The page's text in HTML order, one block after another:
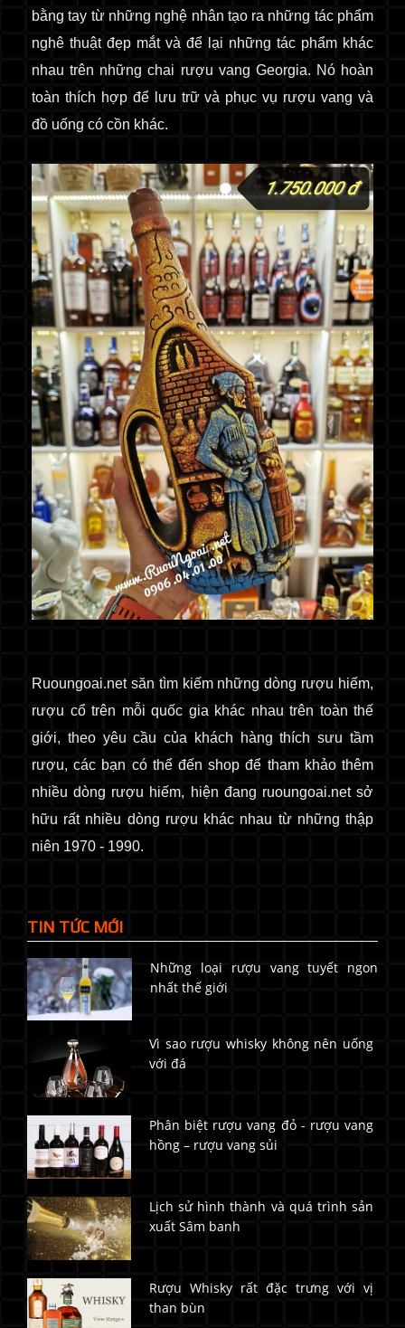
bằng tay từ những nghệ nhân tạo ra những tác phẩm
nghê thuật đẹp mắt và để lại những tác phẩm khác
nhau trên những chai rượu vang Georgia. Nó hoàn
toàn thích hợp để lưu trữ và phục vụ rượu vang và
đồ uống có cồn khác.
Ruoungoai.net săn tìm kiếm những dòng rượu hiếm,
rượu cổtrên mỗi quốc gia khác nhau trên toàn thế
giới, theo yêu cầu của khách hàng thích sưu tầm
rượu, các bạn có thể đến shop để tham khảo thêm
nhiều dòng rượu hiếm, hiện đang ruoungoai.net sở
hữu rất nhiều dòng rượu khác nhau từ những thập
niên 1970 - 1990.
TIN TỨC MỚI
Những loại rượu vang tuyết ngon
nhất thế giới
Vì sao rượu whisky không nên uống
với đá
Phân biệt rượu vang đỏ - rượu vang
hồng – rượu vang sủi
Lịch sử hình thành và quá trình sản
xuất Sâm banh
Rượu Whisky rất đặc trưng với vị
than bùn